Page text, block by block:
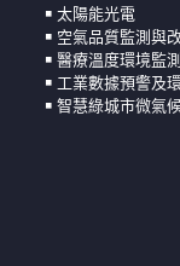
￭ 太陽能光電
￭ 空氣品質監測與
￭ 醫療溫度環境監測
￭ 工業數據預警及
￭ 智慧綠城市微氣